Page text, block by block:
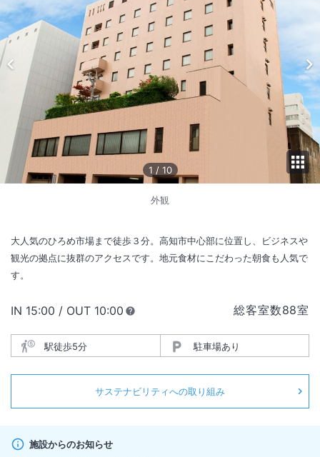
1 / 10
外観
大人気のひろめ市場まで徒歩３分。高知市中心部に位置し、ビジネスや
観光の拠点に抜群のアクセスです。地元食材にこだわった朝食も人気で
す。
総客室数88室
IN チェックイン
15:00 / OUT チェックアウト
10:00
駅徒歩5分 駐車場あり
サステナビリティへの取り組み
施設からのお知らせ